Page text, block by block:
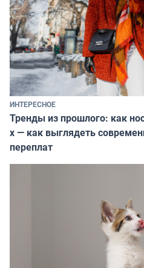
ИНТЕРЕСНОЕ
Тренды из прошлого: как
х — как выглядеть
переплат